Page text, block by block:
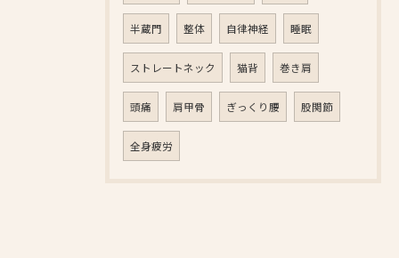
半蔵門 整体 自律神経 睡眠
ストレートネック 猫背 巻き肩
頭痛 肩甲骨 ぎっくり腰 股関節
全身疲労